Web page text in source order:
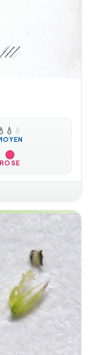
💧 💧 💧
ROSE